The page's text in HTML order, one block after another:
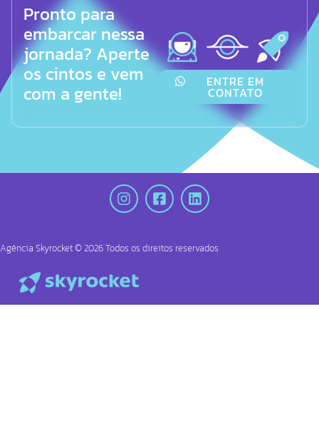
Pronto para
embarcar nessa
jornada? Aperte
os cintos e vem
com a gente!
ENTRE EM
CONTATO
Agência Skyrocket ©2026Todos os direitos reservados